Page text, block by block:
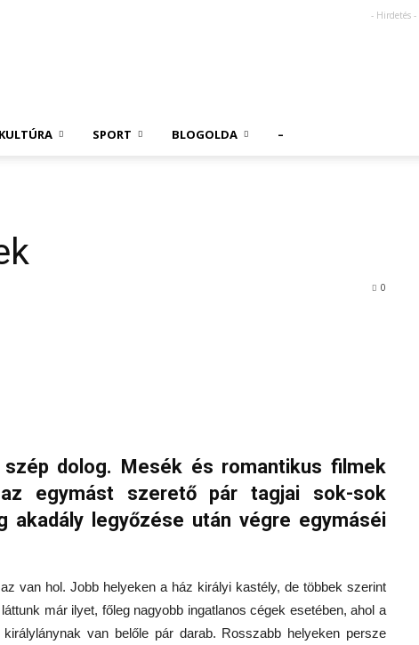
- Hirdetés -
KULTÚRA SPORT BLOGOLDA –
0
dolog. Mesék és romantikus filmek
egymást szerető pár tagjai sok-sok
akadály legyőzése után végre egymáséi
van hol. Jobb helyeken a ház királyi kastély, de többek szerint
már ilyet, főleg nagyobb ingatlanos cégek esetében, ahol a
van belőle pár darab. Rosszabb helyeken persze